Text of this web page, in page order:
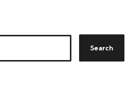
Search